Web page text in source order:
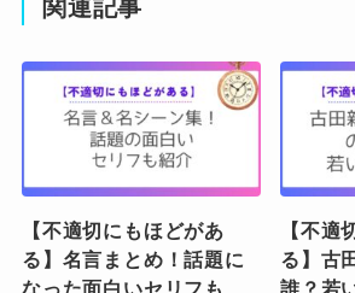
【不適切にもほどがあ
る】名言まとめ！話題に
なった面白いセリフも
【不適
る】古
誰？若